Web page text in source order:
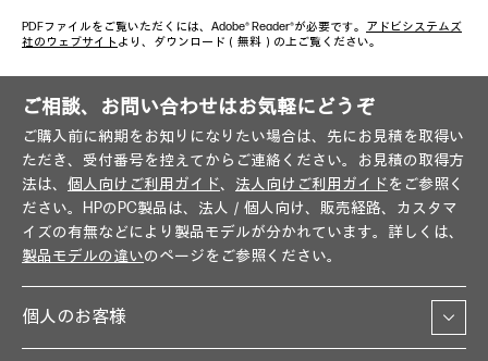
PDFファイルをご覧いただくには、Adobe® Reader®が必要です。 アドビシステムズ
社のウェブサイト より、ダウンロード（無料）の上ご覧ください。
ご相談、お問い合わせはお気軽にどうぞ
ご購入前に納期をお知りになりたい場合は、先にお見積を取得い
ただき、受付番号を控えてからご連絡ください。お見積の取得方
法は、 個人向けご利用ガイド、 法人向けご利用ガイドをご参照く
ださい。HPのPC製品は、法人／個人向け、販売経路、カスタマ
イズの有無などにより製品モデルが分かれています。詳しくは、
製品モデルの違いのページをご参照ください。
個人のお客様